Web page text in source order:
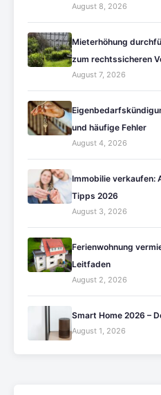
August 8, 2026
Mieterhöhung
zum rechtssicheren
August 7, 2026
und häufige Fehler
August 4, 2026
Immobilie verkaufen:
Tipps 2026
August 3, 2026
Ferienwohnung
Leitfaden
August 2, 2026
Smart Home 2026 –
August 1, 2026